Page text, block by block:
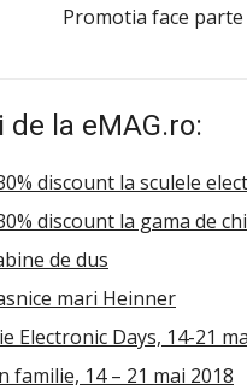
Promotia face
la eMAG.ro:
discount la sculele
discount la gama de
de dus
mari Heinner
Electronic Days, 14-21
familie, 14 – 21 mai 2018